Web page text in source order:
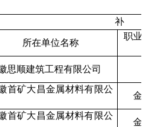
补
所在单位名称
职业资
思顺建筑工程有限公司
首矿大昌金属材料有限公
金属
首矿大昌金属材料有限公
金属